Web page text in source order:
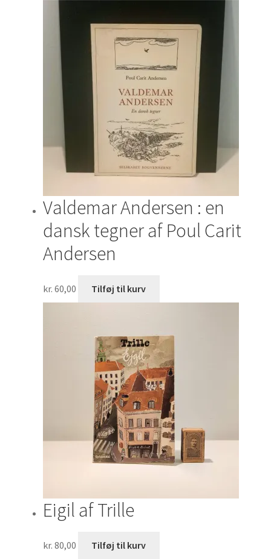
Valdemar Andersen : en
dansk tegner af Poul Carit
Andersen
kr. 60,00 Tilføj til kurv
Eigil af Trille
kr. 80,00 Tilføj til kurv